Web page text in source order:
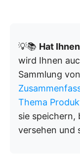
💡📚 Hat
wird Ihnen
Sammlung von
Thema
sie speichern,
versehen und